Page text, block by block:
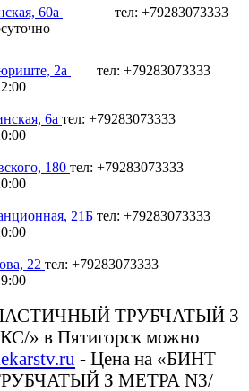
60а
тел: +79283073333
2а
тел: +79283073333
6а тел: +79283073333
180 тел: +79283073333
21Б тел: +79283073333
22 тел: +79283073333
ТРУБЧАТЫЙ З
» в Пятигорск можно
- Цена на «БИНТ
З МЕТРА N3/